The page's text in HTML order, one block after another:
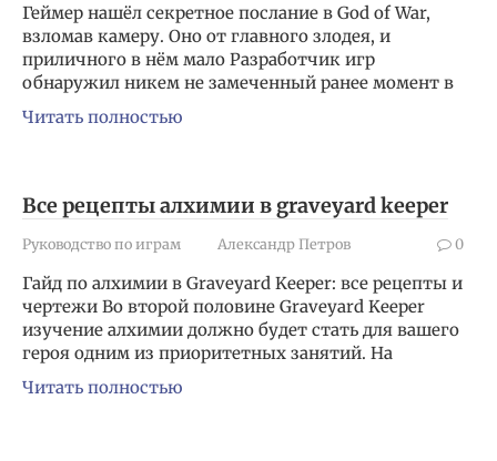
Геймер нашёл секретное послание в God of War,
взломав камеру. Оно от главного злодея, и
приличного в нём мало Разработчик игр
обнаружил никем не замеченный ранее момент в
Читать полностью
Все рецепты алхимии в graveyard keeper
Руководство по играм Александр Петров 0
Гайд по алхимии в Graveyard Keeper: все рецепты и
чертежи Во второй половине Graveyard Keeper
изучение алхимии должно будет стать для вашего
героя одним из приоритетных занятий. На
Читать полностью